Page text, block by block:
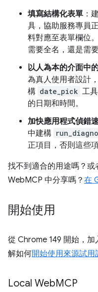
填寫結構化表單 ：
具，協助服務專員
料對應至表單欄位
需要全名，還是需
以人為本的介面中
為真人使用者設計
構 date_pick 工
的日期和時間。
加快應用程式偵錯
中建構
正項目，否則這些
找不到適合的用途嗎？
WebMCP 中分享嗎？ 在
開始使用
從 Chrome 149 開始，加
解如何開始使用來源試用
Local WebMCP